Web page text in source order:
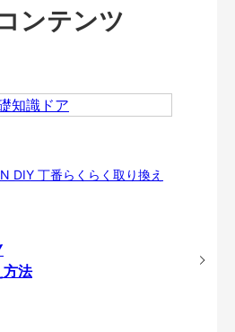
ンテンツ
方法